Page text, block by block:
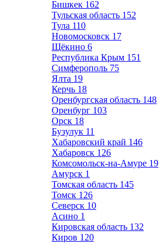
Бишкек 162
Тульская область 152
Тула 110
Новомосковск 17
Щёкино 6
Республика Крым 151
Симферополь 75
Ялта 19
Керчь 18
Оренбургская область 148
Оренбург 103
Орск 18
Бузулук 11
Хабаровский край 146
Хабаровск 126
Комсомольск-на-Амуре 19
Амурск 1
Томская область 145
Томск 126
Северск 10
Асино 1
Кировская область 132
Киров 120